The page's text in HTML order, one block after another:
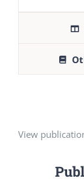
View